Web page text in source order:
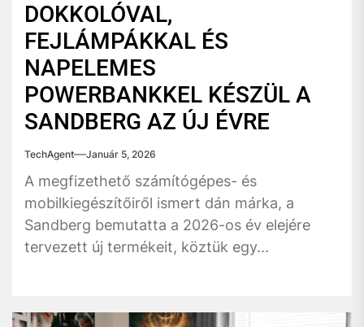
DOKKOLÓVAL,
FEJLÁMPÁKKAL ÉS
NAPELEMES
POWERBANKKEL KÉSZÜL A
SANDBERG AZ ÚJ ÉVRE
TechAgent Január 5, 2026
A megfizethető számítógépes- és
mobilkiegészítőiről ismert dán márka, a
Sandberg bemutatta a 2026-os év elejére
tervezett új termékeit, köztük egy...